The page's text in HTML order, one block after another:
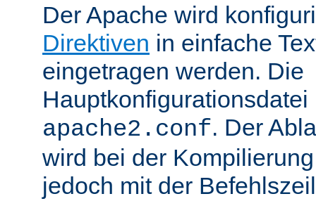
Der Apache wird
Direktiven in einfache
eingetragen werden. Die
apache2.conf. Der
wird bei der
jedoch mit der